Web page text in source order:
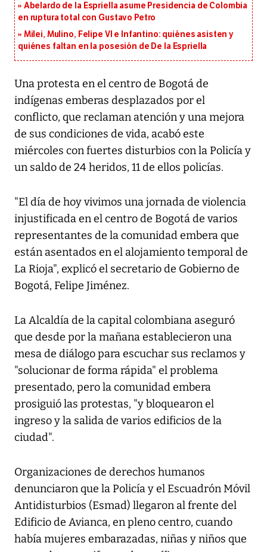
Abelardo de la Espriella asume Presidencia de Colombia
en ruptura total con Gustavo Petro
Milei, Mulino, Felipe VI e Infantino: quiénes asisten y
quiénes faltan en la posesión de De la Espriella
Una protesta en el centro de Bogotá de
indígenas emberas desplazados por el
conflicto, que reclaman atención y una mejora
de sus condiciones de vida, acabó este
miércoles con fuertes disturbios con la Policía y
un saldo de 24 heridos, 11 de ellos policías.
"El día de hoy vivimos una jornada de violencia
injustificada en el centro de Bogotá de varios
representantes de la comunidad embera que
están asentados en el alojamiento temporal de
La Rioja", explicó el secretario de Gobierno de
Bogotá, Felipe Jiménez.
La Alcaldía de la capital colombiana aseguró
que desde por la mañana establecieron una
mesa de diálogo para escuchar sus reclamos y
"solucionar de forma rápida" el problema
presentado, pero la comunidad embera
prosiguió las protestas, "y bloquearon el
ingreso y la salida de varios edificios de la
ciudad".
Organizaciones de derechos humanos
denunciaron que la Policía y el Escuadrón Móvil
Antidisturbios (Esmad) llegaron al frente del
Edificio de Avianca, en pleno centro, cuando
había mujeres embarazadas, niñas y niños que